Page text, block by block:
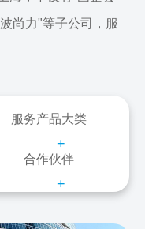
尚力"等子公司，服
服务产品大类
+
合作伙伴
+